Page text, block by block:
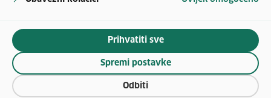
Odbiti
Spremi postavke
Prihvatiti sve